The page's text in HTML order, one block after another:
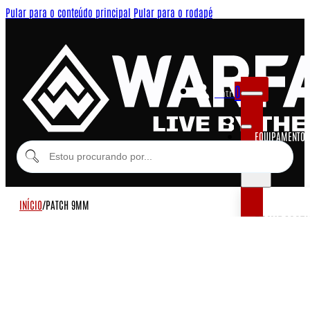
Pular para o conteúdo principal Pular para o rodapé
Entrar
0
EQUIPAMENTOS
INÍCIO/PATCH 9MM